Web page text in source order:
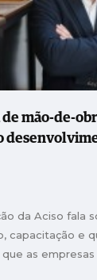
mão-de-
da Aciso fala
capacitação e
as empresas